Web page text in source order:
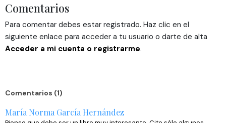
sociales y analizar el tráfico. Además, compartimos
nuestros partners de redes sociales, publicidad y análisis
web, quienes pueden combinarla con otra información
que les haya proporcionado o que hayan recopilado a
Comentarios
Para comentar debes estar registrado. Haz clic en el
siguiente enlace para acceder a tu usuario o darte de alta
Acceder a mi cuenta o registrarme.
Comentarios (1)
María Norma García Hernández